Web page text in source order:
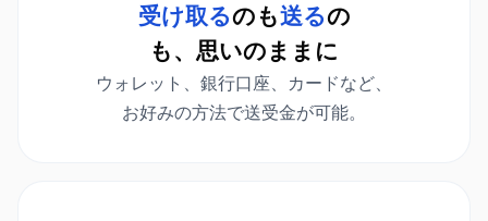
受け取るのも送るの
も、思いのままに
ウォレット、銀行口座、カードなど、
お好みの方法で送受金が可能。